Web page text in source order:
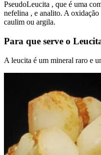
PseudoLeucita , que é uma
nefelina , e analito. A
caulim ou argila.
Para que serve o
A leucita é um mineral raro e